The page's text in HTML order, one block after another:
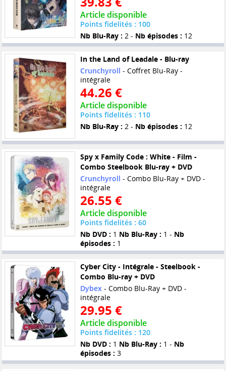
Article disponible
Points fidelités : 100
Nb Blu-Ray : 2 - Nb épisodes : 12
In the Land of Leadale - Blu-ray
Crunchyroll - Coffret Blu-Ray -
intégrale
44.26 €
Article disponible
Points fidelités : 110
Nb Blu-Ray : 2 - Nb épisodes : 12
Spy x Family Code : White - Film -
Combo Steelbook Blu-ray + DVD
Crunchyroll - Combo Blu-Ray + DVD -
intégrale
26.55 €
Article disponible
Points fidelités : 60
Nb DVD : 1 Nb Blu-Ray : 1 - Nb
épisodes : 1
Cyber City - Intégrale - Steelbook -
Combo Blu-ray + DVD
Dybex- Combo Blu-Ray + DVD -
intégrale
29.95 €
Article disponible
Points fidelités : 120
Nb DVD : 1 Nb Blu-Ray : 1 - Nb
épisodes : 3